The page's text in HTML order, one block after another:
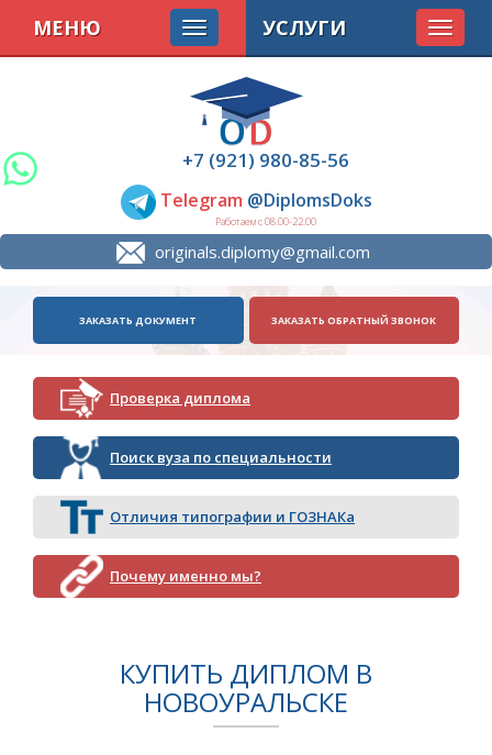
+7 (921) 980-85-56
Telegram @DiplomsDoks
Работаем с 08.00-22.00
originals.diplomy@gmail.com
МЕНЮ
ЗАКАЗАТЬ ДОКУМЕНТ ЗАКАЗАТЬ ОБРАТНЫЙ ЗВОНОК
Проверка диплома
Поиск вуза по специальности
Отличия типографии и ГОЗНАКа
Почему именно мы?
Toggle
УСЛУГИ
КУПИТЬ ДИПЛОМ В
НОВОУРАЛЬСКЕ